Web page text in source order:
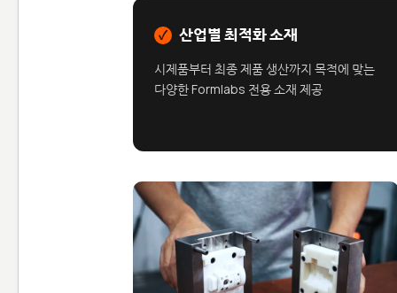
✓ 산업별 최적화 소재
시제품부터 최종 제품 생산까지 목적에 맞는
다양한 Formlabs 전용 소재 제공